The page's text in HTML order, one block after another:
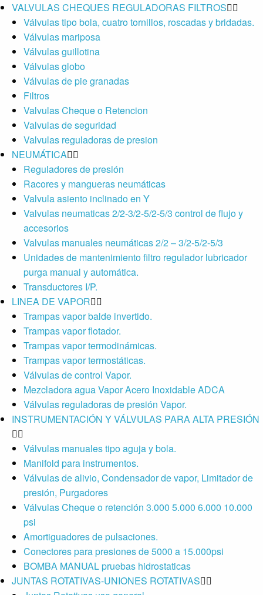
VALVULAS CHEQUES REGULADORAS FILTROS
Válvulas tipo bola, cuatro tornillos, roscadas y bridadas.
Válvulas mariposa
Válvulas guillotina
Válvulas globo
Válvulas de pie granadas
Filtros
Valvulas Cheque o Retencion
Valvulas de seguridad
Valvulas reguladoras de presion
NEUMÁTICA
Reguladores de presión
Racores y mangueras neumáticas
Valvula asiento inclinado en Y
Valvulas neumaticas 2/2-3/2-5/2-5/3 control de flujo y
accesorios
Valvulas manuales neumáticas 2/2 – 3/2-5/2-5/3
Unidades de mantenimiento filtro regulador lubricador
purga manual y automática.
Transductores I/P.
LINEA DE VAPOR
Trampas vapor balde invertido.
Trampas vapor flotador.
Trampas vapor termodinámicas.
Trampas vapor termostáticas.
Válvulas de control Vapor.
Mezcladora agua Vapor Acero Inoxidable ADCA
Válvulas reguladoras de presión Vapor.
INSTRUMENTACIÓN Y VÁLVULAS PARA ALTA PRESIÓN
Válvulas manuales tipo aguja y bola.
Manifold para instrumentos.
Válvulas de alivio, Condensador de vapor, Limitador de
presión, Purgadores
Válvulas Cheque o retención 3.000 5.000 6.000 10.000
psi
Amortiguadores de pulsaciones.
Conectores para presiones de 5000 a 15.000psi
BOMBA MANUAL pruebas hidrostaticas
JUNTAS ROTATIVAS-UNIONES ROTATIVAS